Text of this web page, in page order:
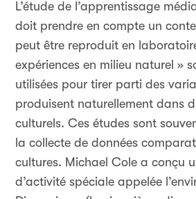
L’étude de l’apprentissage
doit prendre en compte un
peut être reproduit en
expériences en milieu naturel »
utilisées pour tirer parti des
produisent naturellement dans
culturels. Ces études sont
la collecte de données
cultures. Michael Cole a conçu
d’activité spéciale appelée